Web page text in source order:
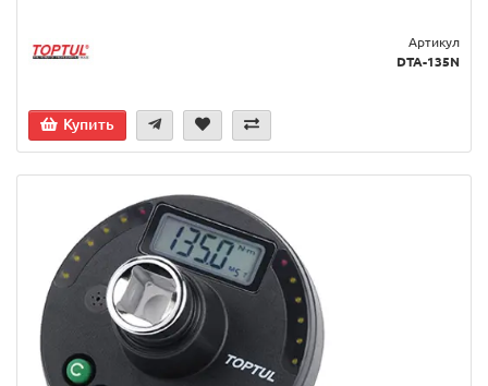
Артикул
DTA-135N
Купить